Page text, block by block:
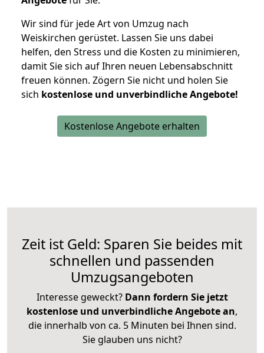
Wir sind für jede Art von Umzug nach
Weiskirchen gerüstet. Lassen Sie uns dabei
helfen, den Stress und die Kosten zu minimieren,
damit Sie sich auf Ihren neuen Lebensabschnitt
freuen können. Zögern Sie nicht und holen Sie
sich kostenlose und unverbindliche Angebote!
Kostenlose Angebote erhalten
Zeit ist Geld: Sparen Sie beides mit
schnellen und passenden
Umzugsangeboten
Interesse geweckt? Dann fordern Sie jetzt
kostenlose und unverbindliche Angebote an,
die innerhalb von ca. 5 Minuten bei Ihnen sind.
Sie glauben uns nicht?